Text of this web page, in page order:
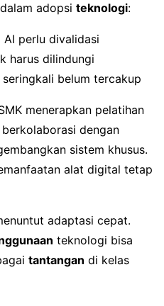
adopsi teknologi:
AI perlu divalidasi
harus dilindungi
belum tercakup
menerapkan pelatihan
dengan
sistem khusus.
alat digital tetap
adaptasi cepat.
teknologi bisa
tantangan di kelas